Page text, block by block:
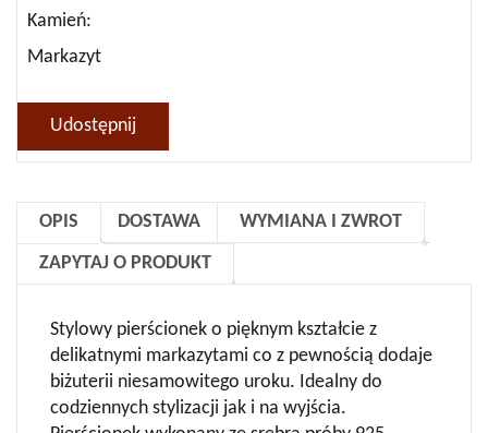
Kamień
Markazyt
Udostępnij
OPIS DOSTAWA
WYMIANA I ZWROT
ZAPYTAJ O PRODUKT
Stylowy pierścionek o pięknym kształcie z
delikatnymi markazytami co z pewnością dodaje
biżuterii niesamowitego uroku. Idealny do
codziennych stylizacji jak i na wyjścia.